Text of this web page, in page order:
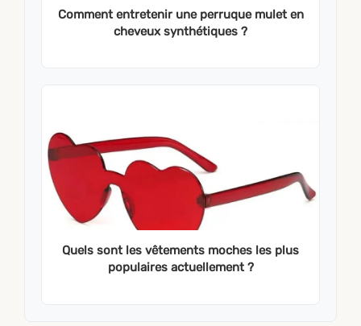
Comment entretenir une perruque mulet en
cheveux synthétiques ?
Quels sont les vêtements moches les plus
populaires actuellement ?